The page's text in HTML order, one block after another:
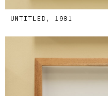
UNTITLED, 1981